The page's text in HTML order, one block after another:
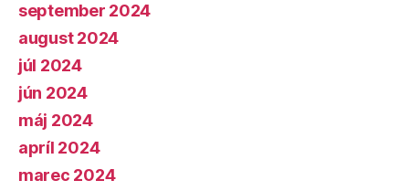
september 2024
august 2024
júl 2024
jún 2024
máj 2024
apríl 2024
marec 2024